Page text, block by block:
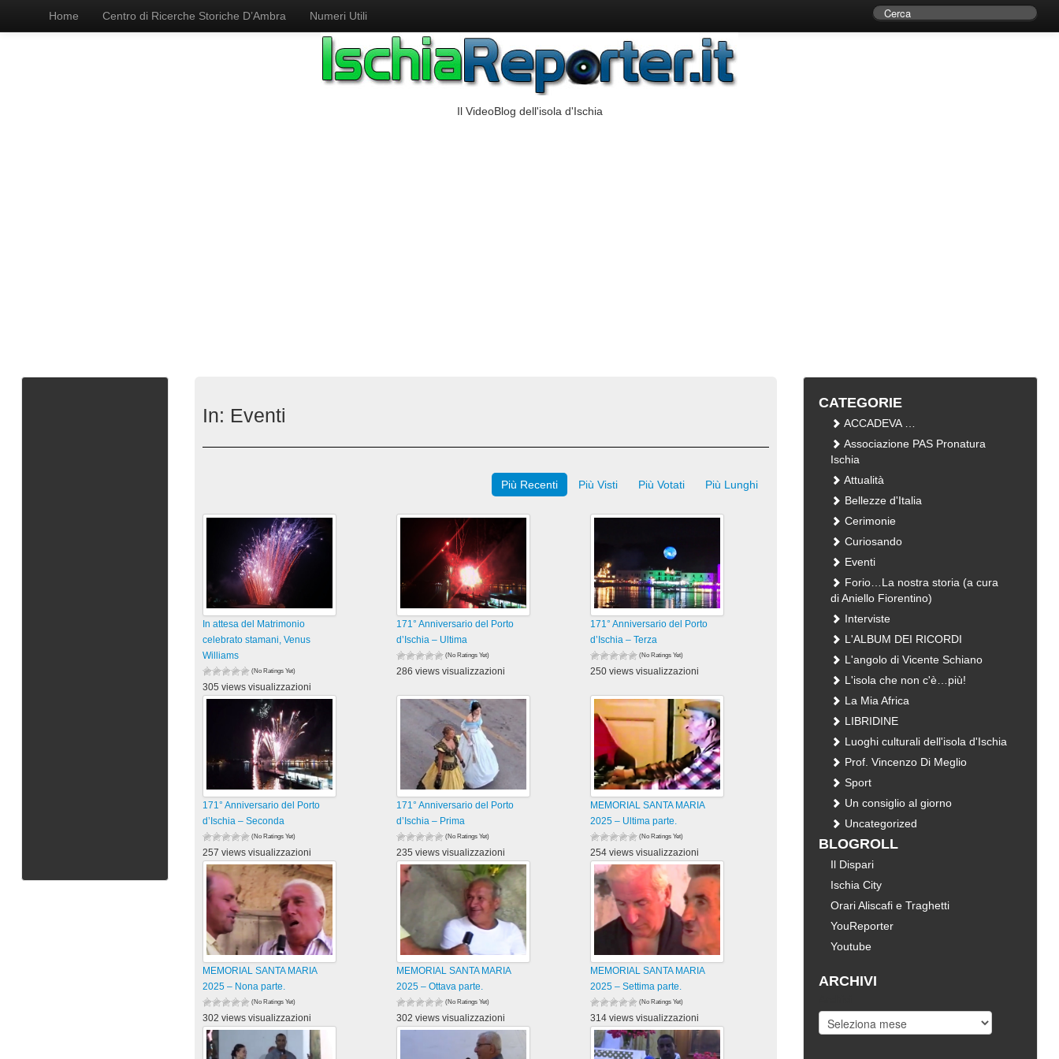
Home Centro di Ricerche Storiche D’Ambra Numeri Utili
Il VideoBlog dell'isola d'Ischia
In: Eventi
Più Recenti Più Visti Più Votati Più Lunghi
In attesa del Matrimonio
celebrato stamani, Venus
Williams
(No Ratings Yet)
305 views visualizzazioni
171° Anniversario del Porto
d’Ischia – Ultima
(No Ratings Yet)
286 views visualizzazioni
171° Anniversario del Porto
d’Ischia – Terza
(No Ratings Yet)
250 views visualizzazioni
171° Anniversario del Porto
d’Ischia – Seconda
(No Ratings Yet)
257 views visualizzazioni
171° Anniversario del Porto
d’Ischia – Prima
(No Ratings Yet)
235 views visualizzazioni
MEMORIAL SANTA MARIA
2025 – Ultima parte.
(No Ratings Yet)
254 views visualizzazioni
MEMORIAL SANTA MARIA
2025 – Nona parte.
(No Ratings Yet)
302 views visualizzazioni
MEMORIAL SANTA MARIA
2025 – Ottava parte.
(No Ratings Yet)
302 views visualizzazioni
MEMORIAL SANTA MARIA
2025 – Settima parte.
(No Ratings Yet)
314 views visualizzazioni
CATEGORIE
ACCADEVA …
Associazione PAS Pronatura
Ischia
Attualità
Bellezze d'Italia
Cerimonie
Curiosando
Eventi
Forio…La nostra storia (a cura
di Aniello Fiorentino)
Interviste
L'ALBUM DEI RICORDI
L'angolo di Vicente Schiano
L'isola che non c'è…più!
La Mia Africa
LIBRIDINE
Luoghi culturali dell'isola d'Ischia
Prof. Vincenzo Di Meglio
Sport
Un consiglio al giorno
Uncategorized
BLOGROLL
Il Dispari
Ischia City
Orari Aliscafi e Traghetti
YouReporter
Youtube
ARCHIVI